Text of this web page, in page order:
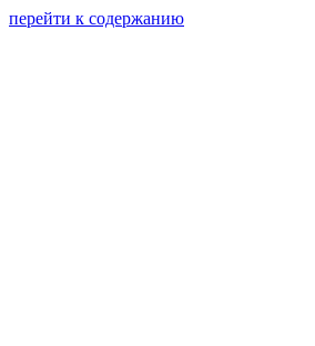
перейти к содержанию